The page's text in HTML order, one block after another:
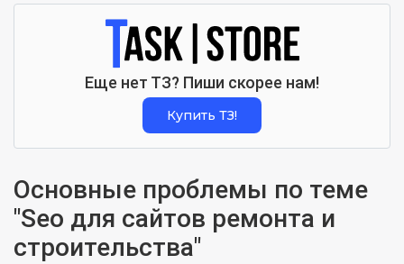
Еще нет ТЗ? Пиши скорее нам!
Купить ТЗ!
Основные проблемы по теме
"Seo для сайтов ремонта и
строительства"